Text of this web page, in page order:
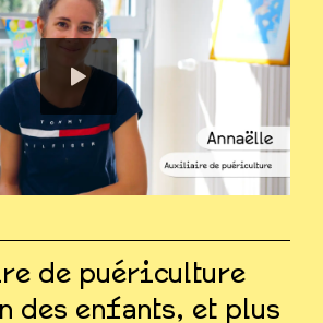
de puériculture
des enfants, et plus